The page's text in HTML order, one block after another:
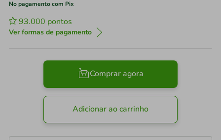
No pagamento com Pix
93.000 pontos
Ver formas de pagamento
Comprar agora
Adicionar ao carrinho